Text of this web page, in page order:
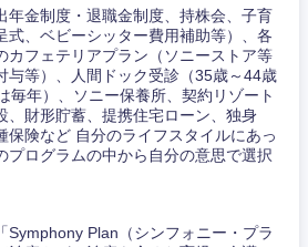
年金制度・退職金制度、持株会、子育
式、ベビーシッター費用補助等）、各
カフェテリアプラン（ソニーストア等
与等）、人間ドック受診（35歳～44歳
毎年）、ソニー保養所、契約リゾート
、財形貯蓄、提携住宅ローン、独身
保険など 自分のライフスタイルにあっ
プログラムの中から自分の意思で選択
Symphony Plan（シンフォニー・プラ
富山県